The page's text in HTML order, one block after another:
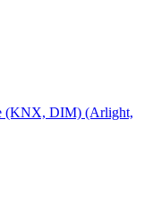
(KNX, DIM) (Arlight,